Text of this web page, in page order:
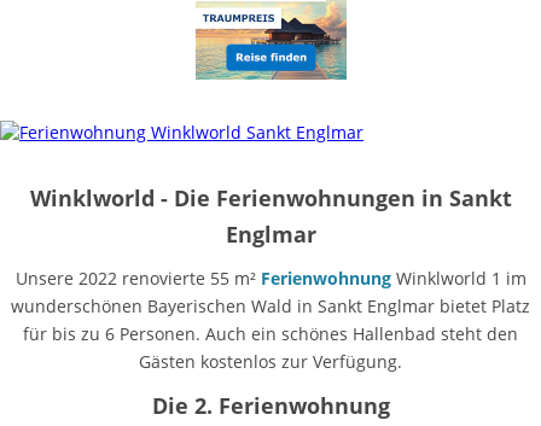
Winklworld - Die Ferienwohnungen in Sankt
Englmar
Unsere 2022 renovierte 55 m² FerienwohnungWinklworld 1 im
wunderschönen Bayerischen Wald in Sankt Englmar bietet Platz
für bis zu 6 Personen. Auch ein schönes Hallenbad steht den
Gästen kostenlos zur Verfügung.
Die 2. Ferienwohnung